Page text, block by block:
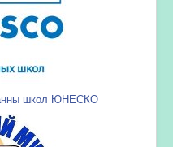
школ ЮНЕСКО